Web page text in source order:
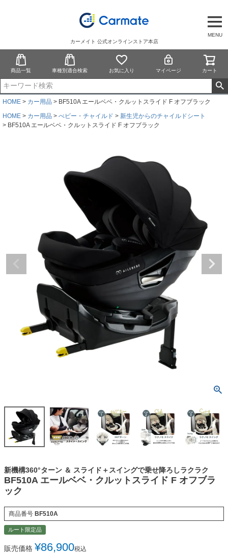
MENU
カーメイト 公式オンラインストア本店
商品一覧 車種別適合検索 お気に入り マイページ カート
HOME カー用品
BF510A エールベベ・クルットスライド F オフブラック
HOME
カー用品 べビー・チャイルド
新生児からのチャイルドシート
BF510A エールベベ・クルットスライド F オフブラック
新機構360°ターン ＆ スライド＋スイングで乗せ降ろしラクラク
BF510A エールベベ・クルットスライド F オフブラ
ック
商品番号 BF510A
ルート限定品
販売価格 ¥86,900税込